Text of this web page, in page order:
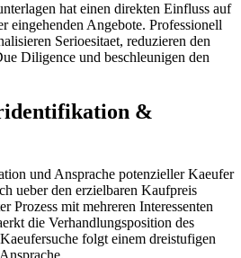
hat einen direkten Einfluss auf
eingehenden Angebote. Professionell
Serioesitaet, reduzieren den
Diligence und beschleunigen den
&
und Ansprache potenzieller Kaeufer
ueber den erzielbaren Kaufpreis
Prozess mit mehreren Interessenten
die Verhandlungsposition des
folgt einem dreistufigen